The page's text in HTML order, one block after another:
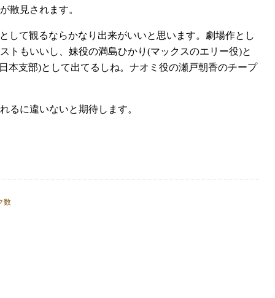
散見されます。
て観るならかなり出来がいいと思います。劇場作とし
トもいいし、妹役の満島ひかり(マックスのエリー役)と
本支部)として出てるしね。ナオミ役の瀬戸朝香のチープ
るに違いないと期待します。